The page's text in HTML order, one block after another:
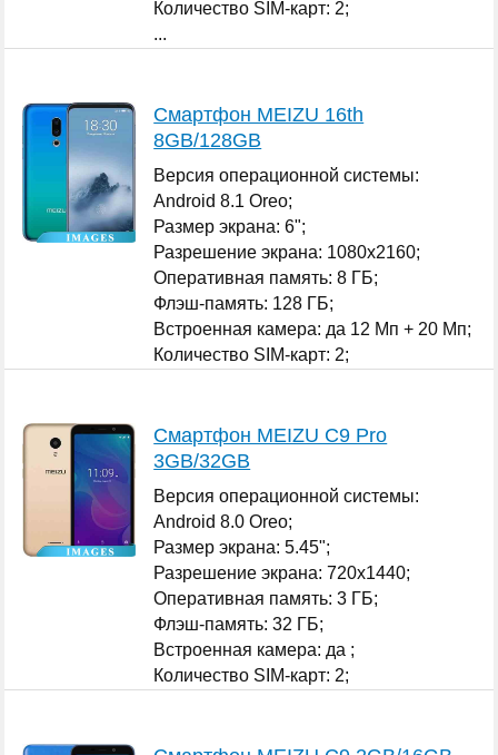
Количество SIM-карт: 2;
...
Смартфон MEIZU 16th
8GB/128GB
Версия операционной системы:
Android 8.1 Oreo;
Размер экрана: 6";
Разрешение экрана: 1080x2160;
Оперативная память: 8 ГБ;
Флэш-память: 128 ГБ;
Встроенная камера: да 12 Мп + 20 Мп;
Количество SIM-карт: 2;
Смартфон MEIZU С9 Pro
3GB/32GB
Версия операционной системы:
Android 8.0 Oreo;
Размер экрана: 5.45";
Разрешение экрана: 720x1440;
Оперативная память: 3 ГБ;
Флэш-память: 32 ГБ;
Встроенная камера: да ;
Количество SIM-карт: 2;